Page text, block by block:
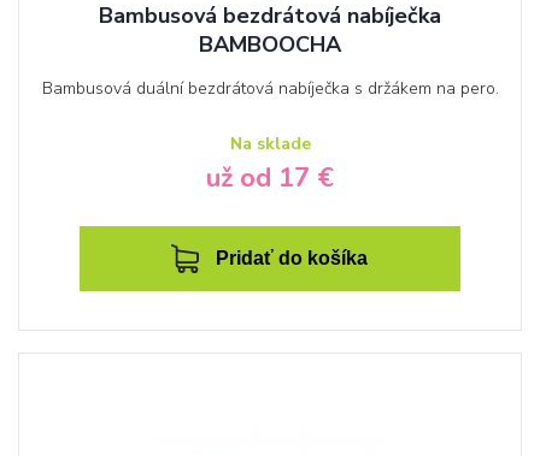
Bambusová bezdrátová nabíječka
BAMBOOCHA
Bambusová duální bezdrátová nabíječka s držákem na pero.
Na sklade
už od 17 €
Pridať do košíka